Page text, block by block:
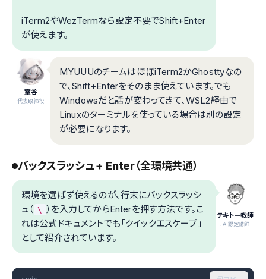
iTerm2やWezTermなら設定不要でShift+Enter
が使えます。
室谷
代表取締役
MYUUUのチームはほぼiTerm2かGhosttyなの
で、Shift+Enterをそのまま使えています。でも
Windowsだと話が変わってきて、WSL2経由で
Linuxのターミナルを使っている場合は別の設定
が必要になります。
バックスラッシュ + Enter（全環境共通）
テキトー教師
.AI認定講師
環境を選ばず使えるのが、行末にバックスラッシ
ュ（ \ ）を入力してからEnterを押す方法です。こ
れは公式ドキュメントでも「クイックエスケープ」
として紹介されています。